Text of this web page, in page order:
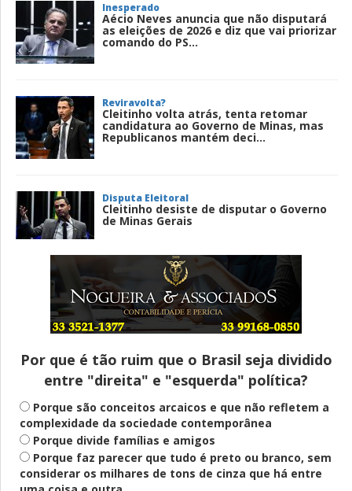
Inesperado
Aécio Neves anuncia que não disputará
as eleições de 2026 e diz que vai priorizar
comando do PS...
Reviravolta?
Cleitinho volta atrás, tenta retomar
candidatura ao Governo de Minas, mas
Republicanos mantém deci...
Disputa Eleitoral
Cleitinho desiste de disputar o Governo
de Minas Gerais
Entenda
Pix Pensão Alimentícia: entenda o que é
e como solicitar
Saúde Mental
Plataforma oferece escuta em saúde
mental para jovens no SUS Digital
Definido
Por que é tão ruim que o Brasil seja dividido
entre "direita" e "esquerda" política?
Porque são conceitos arcaicos e que não refletem a
complexidade da sociedade contemporânea
Porque divide famílias e amigos
Porque faz parecer que tudo é preto ou branco, sem
considerar os milhares de tons de cinza que há entre